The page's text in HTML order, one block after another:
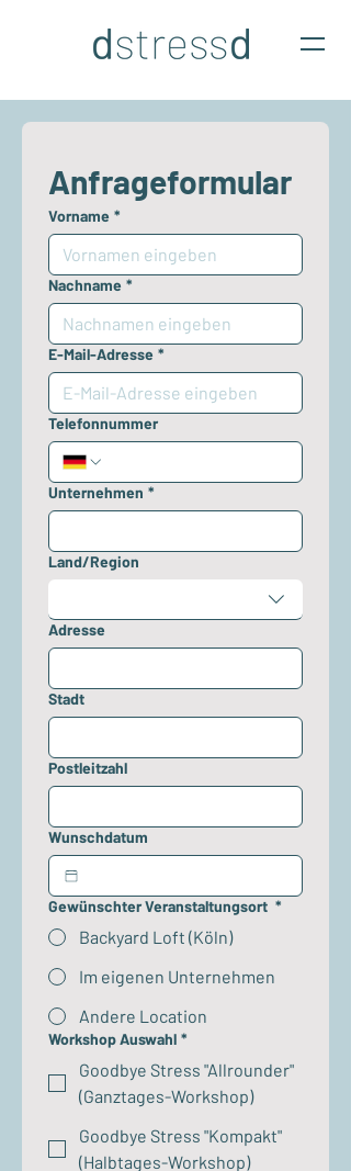
Vorname *
Nachname *
E-Mail-Adresse *
Telefonnummer
Unternehmen *
Mehrzeilige Adresse
Land/Region
Adresse
Stadt
Postleitzahl
Wunschdatum
Gewünschter Veranstaltungsort *
Backyard Loft (Köln)
Im eigenen Unternehmen
Andere Location
Workshop Auswahl *
Goodbye Stress "Allrounder"
(Ganztages-Workshop)
Goodbye Stress "Kompakt"
(Halbtages-Workshop)